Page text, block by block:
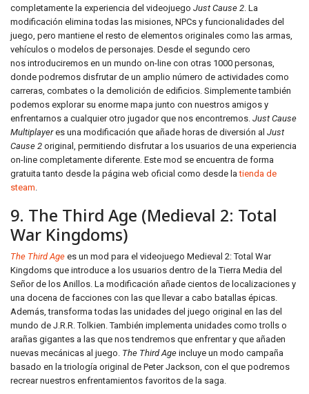
completamente la experiencia del videojuego Just Cause 2. La
modificación elimina todas las misiones, NPCs y funcionalidades del
juego, pero mantiene el resto de elementos originales como las armas,
vehículos o modelos de personajes. Desde el segundo cero
nos introduciremos en un mundo on-line con otras 1000 personas,
donde podremos disfrutar de un amplio número de actividades como
carreras, combates o la demolición de edificios. Simplemente también
podemos explorar su enorme mapa junto con nuestros amigos y
enfrentarnos a cualquier otro jugador que nos encontremos. Just Cause
Multiplayeres una modificación que añade horas de diversión al Just
Cause 2 original, permitiendo disfrutar a los usuarios de una experiencia
on-line completamente diferente. Este mod se encuentra de forma
gratuita tanto desde la página web oficial como desde latienda de
steam.
9. The Third Age (Medieval 2: Total
War Kingdoms)
The Third Age es un mod para el videojuego Medieval 2: Total War
Kingdoms que introduce a los usuarios dentro de la Tierra Media del
Señor de los Anillos. La modificación añade cientos de localizaciones y
una docena de facciones con las que llevar a cabo batallas épicas.
Además, transforma todas las unidades del juego original en las del
mundo de J.R.R. Tolkien. También implementa unidades como trolls o
arañas gigantes a las que nos tendremos que enfrentar y que añaden
nuevas mecánicas al juego. The Third Age incluye un modo campaña
basado en la triología original de Peter Jackson, con el que podremos
recrear nuestros enfrentamientos favoritos de la saga.